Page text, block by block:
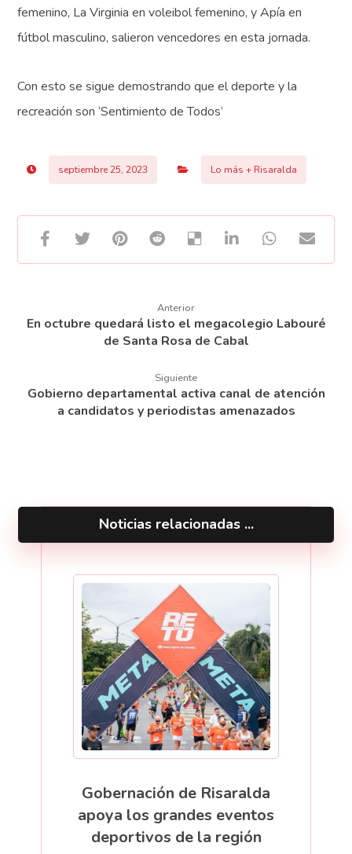
femenino, La Virginia en voleibol femenino, y Apía en
fútbol masculino, salieron vencedores en esta jornada.
Con esto se sigue demostrando que el deporte y la
recreación son ‘Sentimiento de Todos’
septiembre 25, 2023 Lo más + Risaralda
Anterior
En octubre quedará listo el megacolegio Labouré
de Santa Rosa de Cabal
Siguiente
Gobierno departamental activa canal de atención
a candidatos y periodistas amenazados
Noticias relacionadas ...
Gobernación de Risaralda
apoya los grandes eventos
deportivos de la región